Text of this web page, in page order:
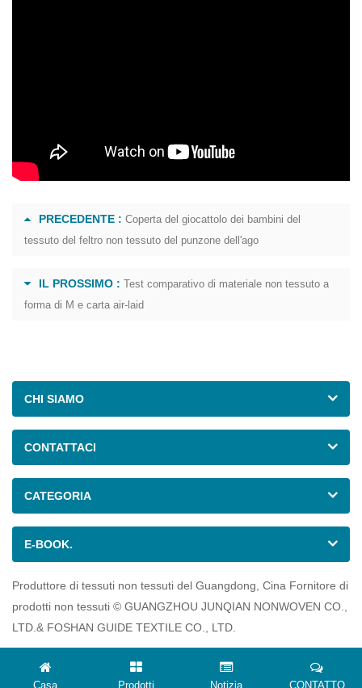
PRECEDENTE : Coperta del giocattolo dei bambini del
tessuto del feltro non tessuto del punzone dell'ago
IL PROSSIMO : Test comparativo di materiale non tessuto a
forma di M e carta air-laid
CHI SIAMO
CONTATTACI
CATEGORIA
E-BOOK.
Produttore di tessuti non tessuti del Guangdong, Cina Fornitore di
prodotti non tessuti © GUANGZHOU JUNQIAN NONWOVEN CO.,
LTD.& FOSHAN GUIDE TEXTILE CO., LTD.
Casa Prodotti Notizia CONTATTO